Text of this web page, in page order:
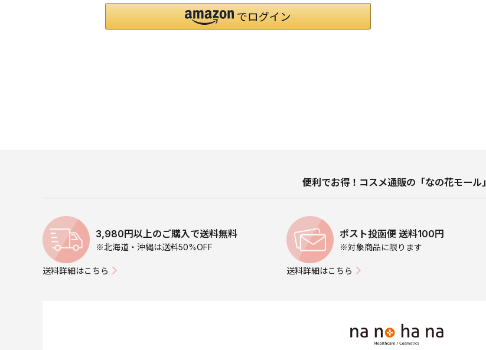
便利でお得！コスメ通販の「なの花モール」
3,980円以上のご購入で送料無料
※北海道・沖縄は送料50%OFF
送料詳細はこちら
ポスト投函便 送料100円
※対象商品に限ります
送料詳細はこちら